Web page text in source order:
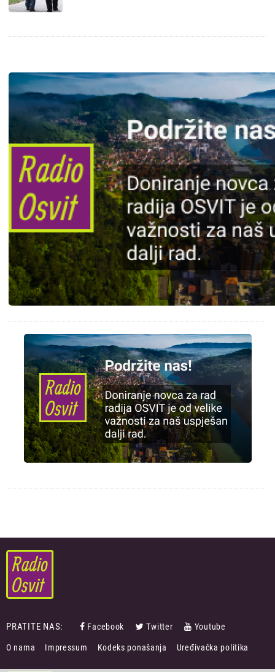
Slika
PRATITE NAS: Facebook Twitter Youtube
FOOTER
MENU
O nama Impressum Kodeks ponašanja Uređivačka politika